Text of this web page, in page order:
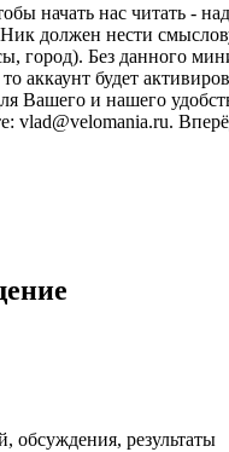
начать нас читать -
должен нести
город). Без данного
аккаунт будет
Вашего и нашего
vlad@velomania.ru.
обсуждения, результаты